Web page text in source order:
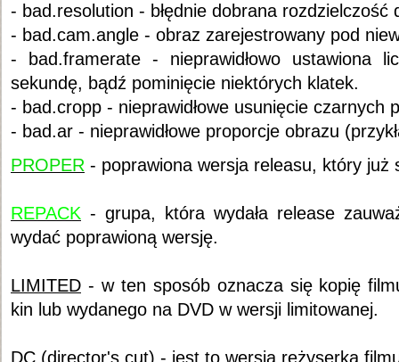
- bad.resolution - błędnie dobrana rozdzielczość
- bad.cam.angle - obraz zarejestrowany pod
- bad.framerate - nieprawidłowo ustawiona
sekundę, bądź pominięcie niektórych klatek.
- bad.cropp - nieprawidłowe usunięcie czarnych
- bad.ar - nieprawidłowe proporcje obrazu
PROPER - poprawiona wersja releasu, który już
REPACK - grupa, która wydała release
wydać poprawioną wersję.
LIMITED - w ten sposób oznacza się kopię
kin lub wydanego na DVD w wersji limitowanej.
DC (director's cut) - jest to wersja reżyserka